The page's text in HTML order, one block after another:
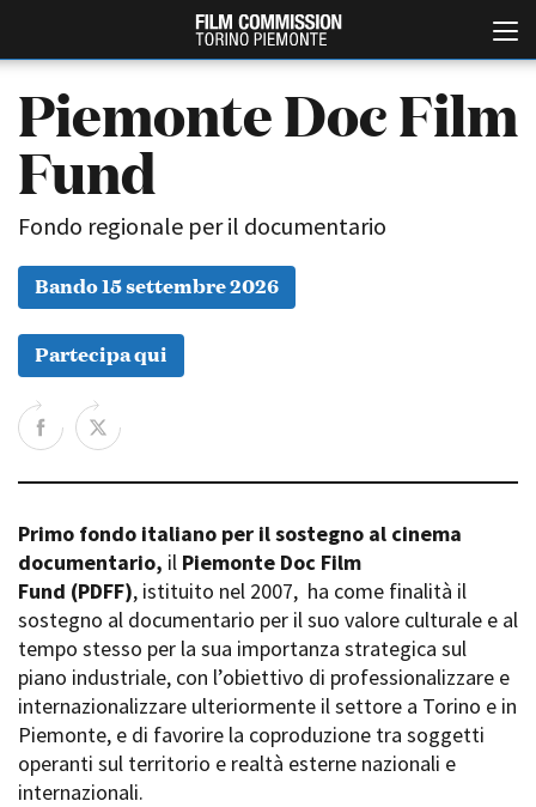
Chi siamo
Storia della Fondazione
Partner
Rete regionale
Bilancio sociale
Amministrazione
trasparente
Bandi e gare
Sostenibilità ambientale
SERVIZI
Servizi generali
Guarda che storia!
La Grazia - Immagini e
location della Torino di Paolo
Sorrentino
Open Day
Ciak in TOur!
FESTIVAL, MARKETS,
AWARDS
International Film Festival
Piemonte Doc Film
Fund
Fondo regionale per il documentario
Bando 15 settembre 2026
Partecipa qui
Primo fondo italiano per il sostegno al cinema
documentario, il Piemonte Doc Film
Fund (PDFF), istituito nel 2007, ha come finalità il
sostegno al documentario per il suo valore culturale e al
tempo stesso per la sua importanza strategica sul
piano industriale, con l’obiettivo di professionalizzare e
internazionalizzare ulteriormente il settore a Torino e in
Piemonte, e di favorire la coproduzione tra soggetti
operanti sul territorio e realtà esterne nazionali e
internazionali.